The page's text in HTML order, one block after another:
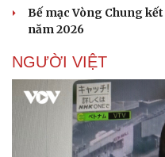
Bế mạc Vòng Chung
năm 2026
NGƯỜI VIỆT